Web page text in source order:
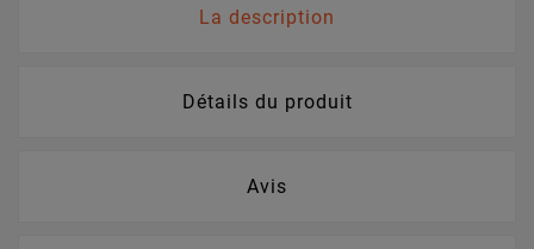
La description
Détails du produit
Avis